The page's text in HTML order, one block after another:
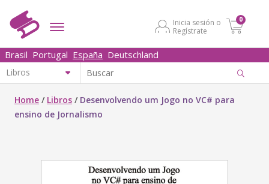
Inicia sesión o
Regístrate
0
Brasil Portugal España Deutschland
Home / Libros / Desenvolvendo um Jogo no VC# para
ensino de Jornalismo